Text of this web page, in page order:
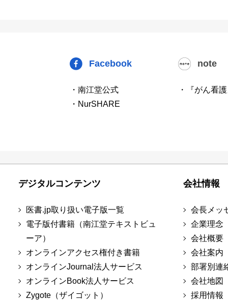
Facebook
・南江堂公式
・NurSHARE
note
・『がん看
デジタルコンテンツ
医書.jp取り扱い電子版一覧
電子版付書籍（南江堂テキストビュ
ーア）
オンラインアクセス権付き書籍
オンラインJournal法人サービス
オンラインBook法人サービス
Zygote（ザイゴット）
会社情報
会長メッ
企業理念
会社概要
会社案内
部署別連
会社地図
採用情報